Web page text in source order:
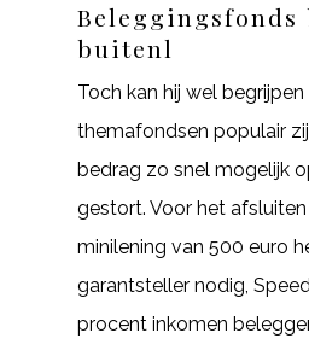
Beleggingsfonds
buitenl
Toch kan hij wel
themafondsen populair
bedrag zo snel mogelijk
gestort. Voor het
minilening van 500 euro
garantsteller nodig,
procent inkomen